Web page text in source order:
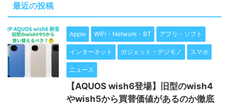
最近の投稿
Apple WiFi・Network・BT アプリ・ソフト
インターネット ガジェット・デジモノ スマホ
ニュース
【AQUOS wish6登場】旧型のwish4
やwish5から買替価値があるのか徹底